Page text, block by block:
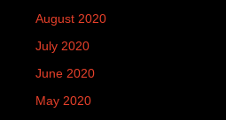
August 2020
July 2020
June 2020
May 2020